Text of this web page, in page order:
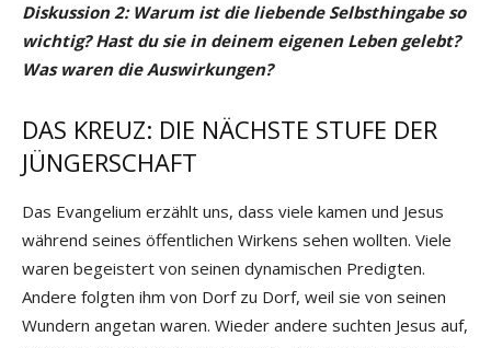
Diskussion 2: Warum ist die liebende Selbsthingabe so
wichtig? Hast du sie in deinem eigenen Leben gelebt?
Was waren die Auswirkungen?
DAS KREUZ: DIE NÄCHSTE STUFE DER
JÜNGERSCHAFT
Das Evangelium erzählt uns, dass viele kamen und Jesus
während seines öffentlichen Wirkens sehen wollten. Viele
waren begeistert von seinen dynamischen Predigten.
Andere folgten ihm von Dorf zu Dorf, weil sie von seinen
Wundern angetan waren. Wieder andere suchten Jesus auf,